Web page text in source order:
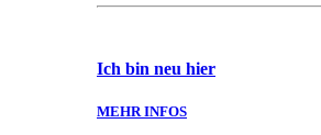
Ich bin neu hier
MEHR INFOS